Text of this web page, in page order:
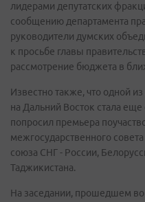
лидерами депутатских
сообщению департамента
руководители думских
к просьбе главы
рассмотрение бюджета в
Известно также, что одной
на Дальний Восток стала
попросил премьера
межгосударственного
союза СНГ - России,
Таджикистана.
На заседании, прошедшем